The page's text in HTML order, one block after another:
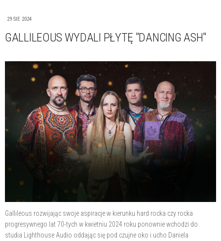
29 SIE 2024
GALLILEOUS WYDALI PŁYTĘ "DANCING ASH"
Gallileous rozwijając swoje aspiracje w kierunku hard rocka czy rocka
progresywnego lat 70-tych w kwietniu 2024 roku ponownie wchodzi do
studia Lighthouse Audio oddając się pod czujne oko i ucho Daniela